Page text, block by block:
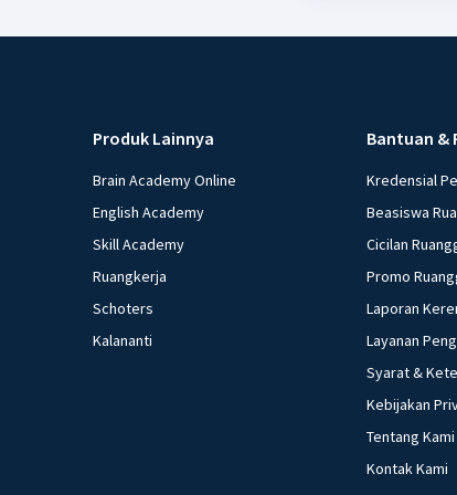
lembaga OJK 34.
38. Cara
39. Maksud
Penyebab
Seringkali
di masyarakat,
contoh perilaku
tradisi di kearifan lokal Nusantara 44.
kondisi
kehidupan sosial
perubahan sosial
fungsi asli uang
Produk Lainnya
Brain Academy Online
English Academy
Skill Academy
Ruangkerja
Schoters
Kalananti
Bantuan &
Kredensial
Beasiswa
Cicilan
Promo
Laporan
Layanan
Syarat &
Kebijakan
Tentang Kami
Kontak Kami